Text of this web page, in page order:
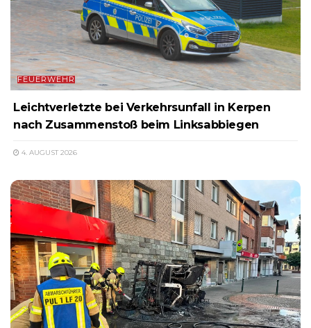
FEUERWEHR
Leichtverletzte bei Verkehrsunfall in Kerpen
nach Zusammenstoß beim Linksabbiegen
4. AUGUST 2026